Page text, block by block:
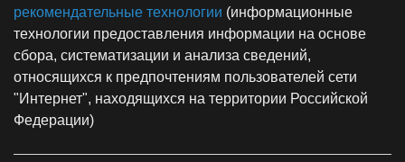
рекомендательные технологии (информационные
технологии предоставления информации на основе
сбора, систематизации и анализа сведений,
относящихся к предпочтениям пользователей сети
"Интернет", находящихся на территории Российской
Федерации)